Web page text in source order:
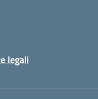
legali